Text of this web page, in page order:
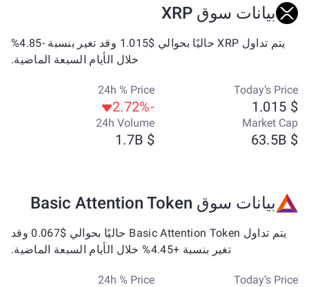
بيانات سوق XRP
يتم تداول XRP حاليًا بحوالي $1.015 وقد تغير بنسبة -4.85%
خلال الأيام السبعة الماضية.
Today’s Price
$ 1.015
24h % Price
-2.72%
Market Cap
$ 63.5B
24h Volume
$ 1.7B
بيانات سوق Basic Attention Token
يتم تداول Basic Attention Token حاليًا بحوالي $0.067 وقد
تغير بنسبة +4.45% خلال الأيام السبعة الماضية.
Today’s Price
24h % Price